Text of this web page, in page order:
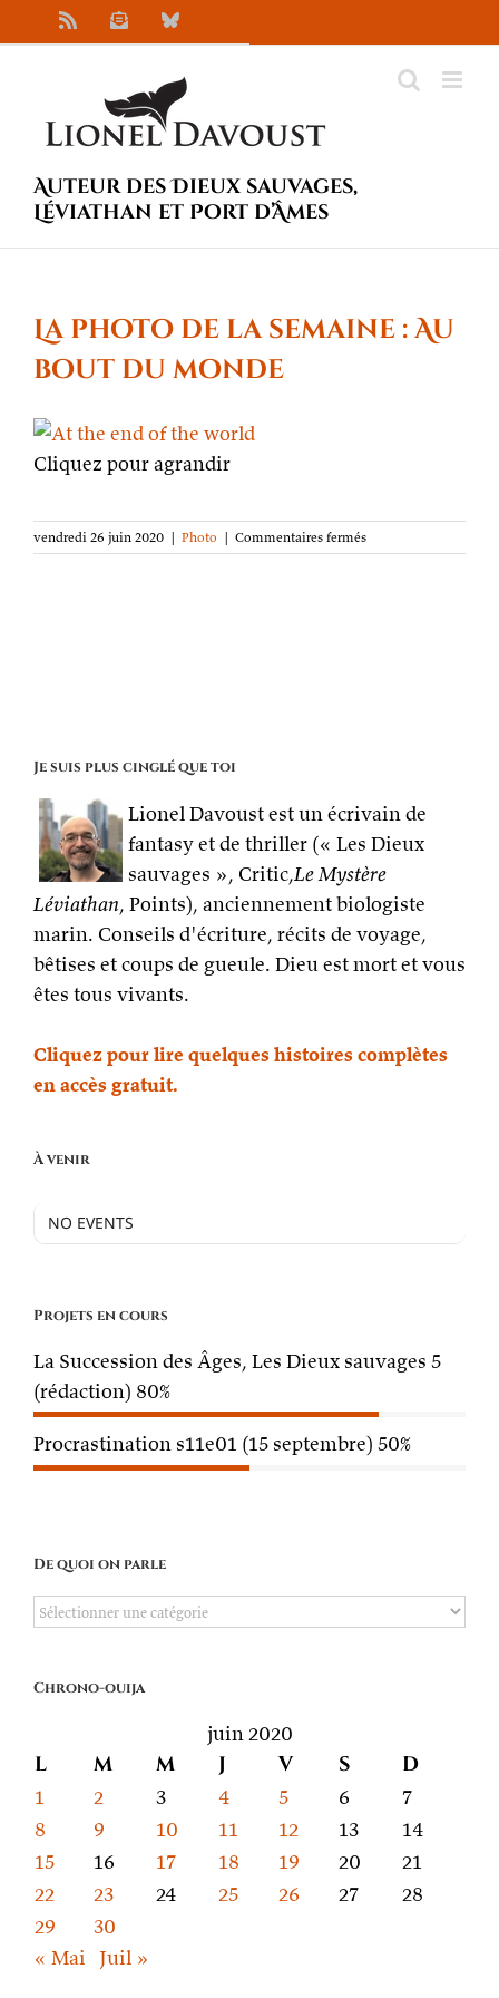
au
NewsletterBluesky
Auteur des Dieux sauvages,
Léviathan et Port d’Âmes
La photo de la semaine : Au
bout du monde
Cliquez pour agrandir
vendredi 26 juin 2020 | Photo | Commentaires ferméssur
La
Je suis plus cinglé que toi
Lionel Davoust est un écrivain de
fantasy et de thriller (« Les Dieux
sauvages », Critic,Le Mystère
Léviathan, Points), anciennement biologiste
marin. Conseils d'écriture, récits de voyage,
bêtises et coups de gueule. Dieu est mort et vous
êtes tous vivants.
Cliquez pour lire quelques histoires complètes
en accès gratuit.
À venir
NO EVENTS
Projets en cours
La Succession des Âges, Les Dieux sauvages 5
(rédaction) 80%
Procrastination s11e01 (15 septembre) 50%
De quoi on parle
De
parle
Chrono-ouija
juin 2020
L M M J V S D
1 2 3 4 5 6
7
8
9 10 11 12 13
14
15
16 17 18 19 20
21
22
23 24 25 26 27
28
29
30
« Mai
Juil »